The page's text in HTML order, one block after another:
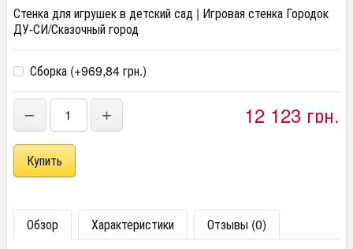
Стенка для игрушек в детский сад | Игровая стенка Городок
ДУ-СИ/Сказочный город
Сборка (+969,84 грн.)
− + 12 123 грн.
Обзор Характеристики
Отзывы (0)